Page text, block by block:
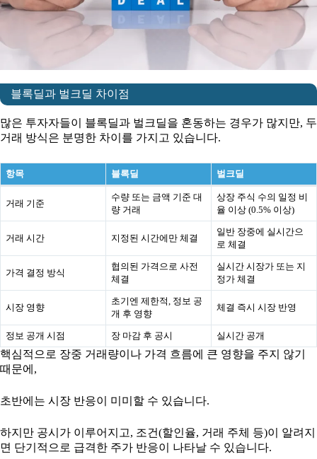
블록딜과 벌크딜 차이점
많은 투자자들이 블록딜과 벌크딜을 혼동하는 경우가 많지만, 두
거래 방식은 분명한 차이를 가지고 있습니다.
항목 블록딜 벌크딜
거래 기준
수량 또는 금액 기준 대
량 거래
상장 주식 수의 일정 비
율 이상 (0.5% 이상)
거래 시간 지정된 시간에만 체결
일반 장중에 실시간으
로 체결
가격 결정 방식
협의된 가격으로 사전
체결
실시간 시장가 또는 지
정가 체결
시장 영향
초기엔 제한적, 정보 공
개 후 영향
체결 즉시 시장 반영
정보 공개 시점 장 마감 후 공시 실시간 공개
핵심적으로 장중 거래량이나 가격 흐름에 큰 영향을 주지 않기
때문에,
초반에는 시장 반응이 미미할 수 있습니다.
하지만 공시가 이루어지고, 조건(할인율, 거래 주체 등)이 알려지
면 단기적으로 급격한 주가 반응이 나타날 수 있습니다.